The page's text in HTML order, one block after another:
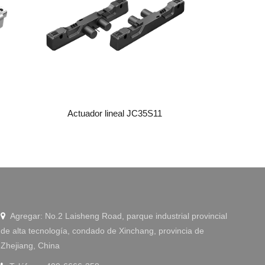
Actuador lineal JC35S11
Agregar: No.2 Laisheng Road, parque industrial provincial
de alta tecnología, condado de Xinchang, provincia de
Zhejiang, China